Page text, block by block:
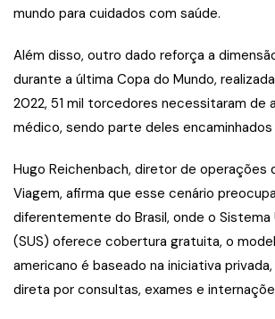
mundo para cuidados com saúde.
Além disso, outro dado reforça a
durante a última Copa do Mundo,
2022, 51 mil torcedores necessitaram de
médico, sendo parte deles
Hugo Reichenbach, diretor de operações
Viagem, afirma que esse cenário
diferentemente do Brasil, onde o Sistema
(SUS) oferece cobertura gratuita, o
americano é baseado na iniciativa
direta por consultas, exames e